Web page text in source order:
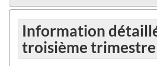
Information
troisième